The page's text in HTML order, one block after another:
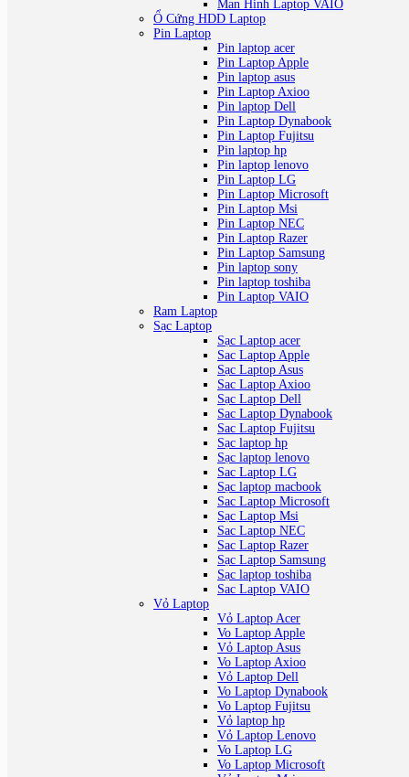
Man Hinh Laptop VAIO
Ổ Cứng HDD Laptop
Pin Laptop
Pin laptop acer
Pin Laptop Apple
Pin laptop asus
Pin Laptop Axioo
Pin laptop Dell
Pin Laptop Dynabook
Pin Laptop Fujitsu
Pin laptop hp
Pin laptop lenovo
Pin Laptop LG
Pin Laptop Microsoft
Pin Laptop Msi
Pin Laptop NEC
Pin Laptop Razer
Pin Laptop Samsung
Pin laptop sony
Pin laptop toshiba
Pin Laptop VAIO
Ram Laptop
Sạc Laptop
Sạc Laptop acer
Sac Laptop Apple
Sạc Laptop Asus
Sac Laptop Axioo
Sạc Laptop Dell
Sac Laptop Dynabook
Sac Laptop Fujitsu
Sạc laptop hp
Sạc laptop lenovo
Sac Laptop LG
Sạc laptop macbook
Sac Laptop Microsoft
Sạc Laptop Msi
Sac Laptop NEC
Sac Laptop Razer
Sạc Laptop Samsung
Sạc laptop toshiba
Sac Laptop VAIO
Vỏ Laptop
Vỏ Laptop Acer
Vo Laptop Apple
Vỏ Laptop Asus
Vo Laptop Axioo
Vỏ Laptop Dell
Vo Laptop Dynabook
Vo Laptop Fujitsu
Vỏ laptop hp
Vỏ Laptop Lenovo
Vo Laptop LG
Vo Laptop Microsoft